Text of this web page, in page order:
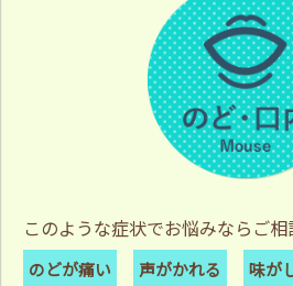
このような症状でお悩みならご相
のどが痛い 声がかれる 味が